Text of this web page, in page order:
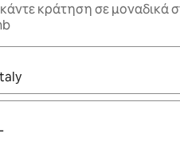
κάντε κράτηση σε μοναδικά
είναι διαθέσιμα,